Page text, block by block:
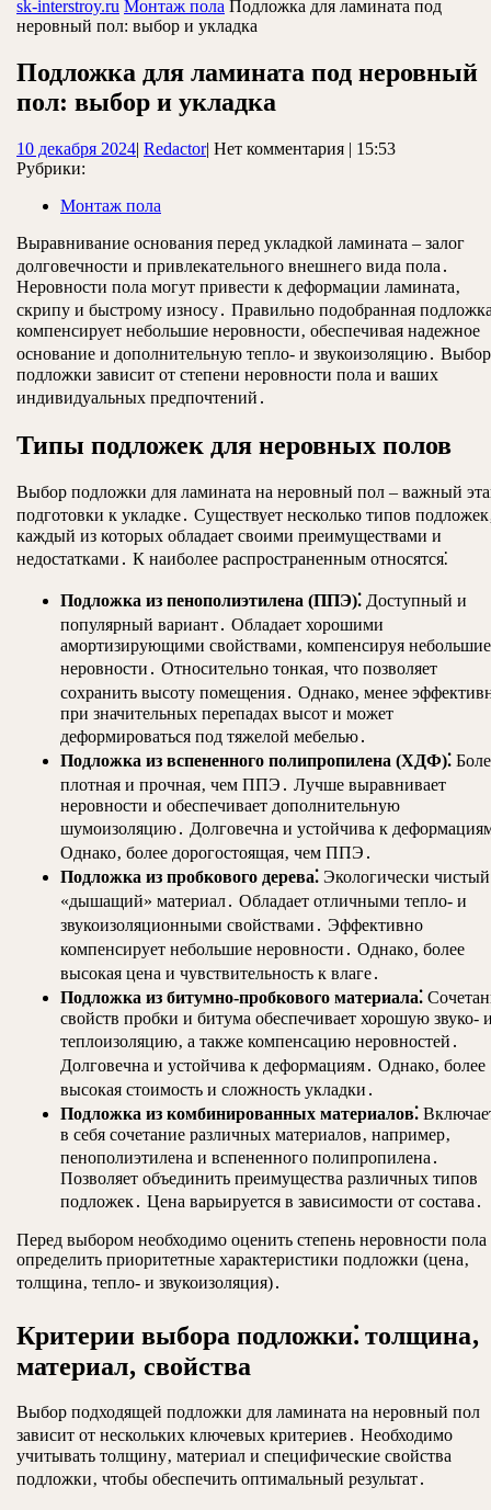
sk-interstroy.ru Монтаж пола Подложка для ламината под
неровный пол: выбор и укладка
Подложка для ламината под неровный
пол: выбор и укладка
10 декабря 202410
| RedactorRedactor
| Нет комментария | 15:53
Рубрики:
Монтаж пола
Выравнивание основания перед укладкой ламината – залог
долговечности и привлекательного внешнего вида пола․
Неровности пола могут привести к деформации ламината‚
скрипу и быстрому износу․ Правильно подобранная
компенсирует небольшие неровности‚ обеспечивая надежное
основание и дополнительную тепло- и звукоизоляцию․ Выбор
подложки зависит от степени неровности пола и ваших
индивидуальных предпочтений․
Типы подложек для неровных полов
Выбор подложки для ламината на неровный пол – важный
подготовки к укладке․ Существует несколько типов
каждый из которых обладает своими преимуществами и
недостатками․ К наиболее распространенным относятся⁚
Подложка из пенополиэтилена (ППЭ)⁚ Доступный и
популярный вариант․ Обладает хорошими
амортизирующими свойствами‚ компенсируя небольшие
неровности․ Относительно тонкая‚ что позволяет
сохранить высоту помещения․ Однако‚ менее
при значительных перепадах высот и может
деформироваться под тяжелой мебелью․
Подложка из вспененного полипропилена (ХДФ)⁚
плотная и прочная‚ чем ППЭ․ Лучше выравнивает
неровности и обеспечивает дополнительную
шумоизоляцию․ Долговечна и устойчива к
Однако‚ более дорогостоящая‚ чем ППЭ․
Подложка из пробкового дерева⁚ Экологически
«дышащий» материал․ Обладает отличными тепло- и
звукоизоляционными свойствами․ Эффективно
компенсирует небольшие неровности․ Однако‚ более
высокая цена и чувствительность к влаге․
Подложка из битумно-пробкового материала⁚
свойств пробки и битума обеспечивает хорошую звуко-
теплоизоляцию‚ а также компенсацию неровностей․
Долговечна и устойчива к деформациям․ Однако‚ более
высокая стоимость и сложность укладки․
Подложка из комбинированных материалов⁚
в себя сочетание различных материалов‚ например‚
пенополиэтилена и вспененного полипропилена․
Позволяет объединить преимущества различных типов
подложек․ Цена варьируется в зависимости от состава․
Перед выбором необходимо оценить степень неровности пола
определить приоритетные характеристики подложки (цена‚
толщина‚ тепло- и звукоизоляция)․
Критерии выбора подложки⁚ толщина‚
материал‚ свойства
Выбор подходящей подложки для ламината на неровный пол
зависит от нескольких ключевых критериев․ Необходимо
учитывать толщину‚ материал и специфические свойства
подложки‚ чтобы обеспечить оптимальный результат․